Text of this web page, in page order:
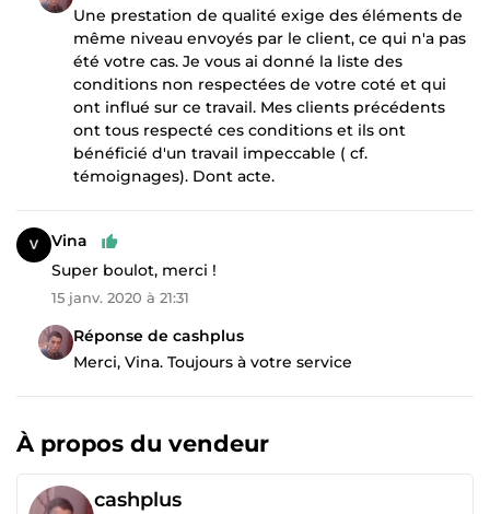
Une prestation de qualité exige des éléments de
même niveau envoyés par le client, ce qui n'a pas
été votre cas. Je vous ai donné la liste des
conditions non respectées de votre coté et qui
ont influé sur ce travail. Mes clients précédents
ont tous respecté ces conditions et ils ont
bénéficié d'un travail impeccable ( cf.
témoignages). Dont acte.
Vina
Super boulot, merci !
15 janv. 2020 à 21:31
Réponse de cashplus
Merci, Vina. Toujours à votre service
À propos du vendeur
cashplus